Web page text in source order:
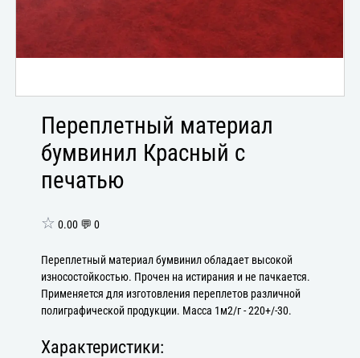
Переплетный материал
бумвинил Красный с
печатью
☆ 0.00 💬 0
Переплетный материал бумвинил обладает высокой
износостойкостью. Прочен на истирания и не пачкается.
Применяется для изготовления переплетов различной
полиграфической продукции. Масса 1м2/г - 220+/-30.
Характеристики: